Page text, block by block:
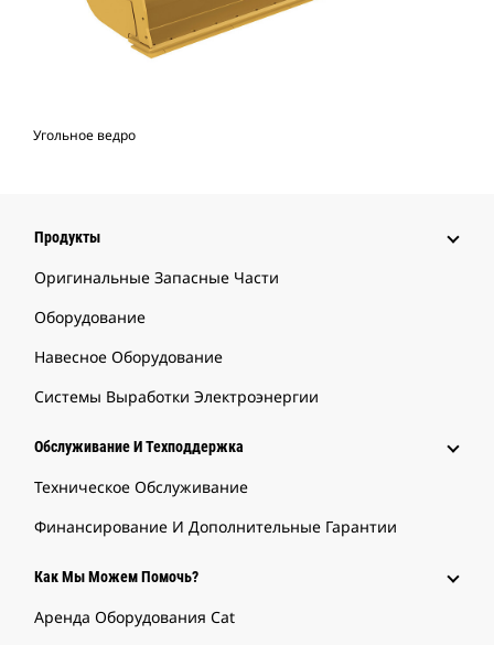
Угольное ведро
Продукты
Оригинальные Запасные Части
Оборудование
Навесное Оборудование
Системы Выработки Электроэнергии
Обслуживание И Техподдержка
Техническое Обслуживание
Финансирование И Дополнительные Гарантии
Как Мы Можем Помочь?
Аренда Оборудования Cat